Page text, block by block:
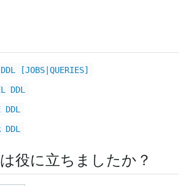
DDL [JOBS|QUERIES]
DDL
DDL
役に立ちましたか？